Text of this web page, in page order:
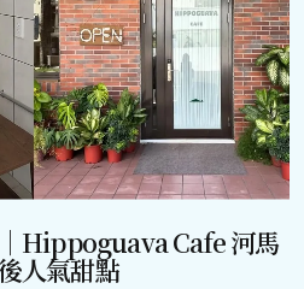
Hippoguava Cafe 河馬
人氣甜點